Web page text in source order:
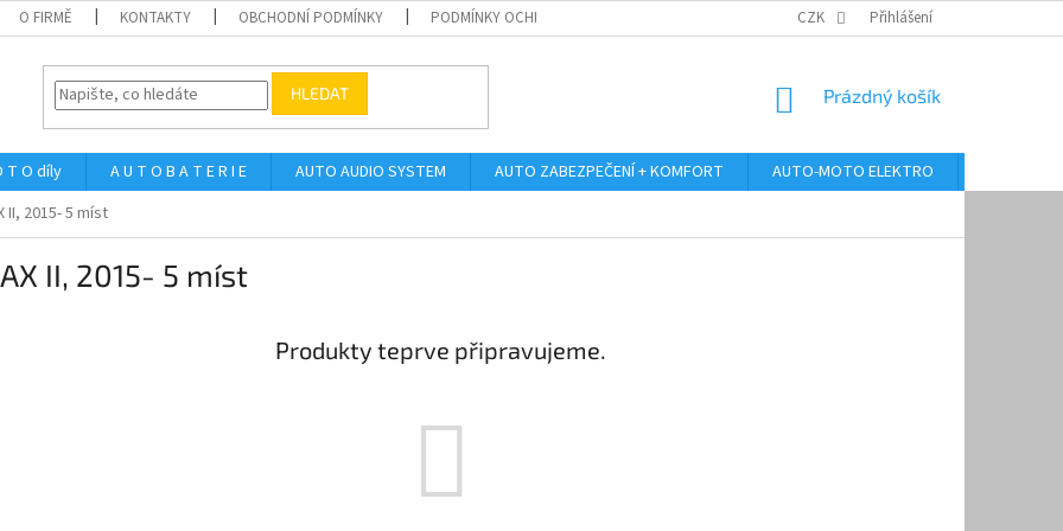
O FIRMĚ KONTAKTY OBCHODNÍ PODMÍNKY PODMÍNKY OCHRANY OSOBNÍCH ÚDAJŮ ODSTOUPENÍ OD KUPNÍ SMLOUVY
CZK Přihlášení
HLEDAT
NÁKUPNÍ
Prázdný košík
T O díly A U T O B A T E R I E AUTO AUDIO SYSTEM AUTO ZABEZPEČENÍ + KOMFORT AUTO-MOTO ELEKTRO
II, 2015- 5 míst
II, 2015- 5 míst
Produkty teprve připravujeme.